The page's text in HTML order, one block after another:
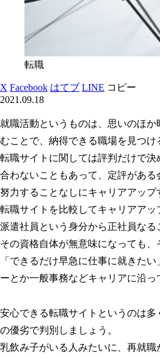
転職
X Facebook はてブ LINE コピー
2021.09.18
就職活動というものは、思いのほ
むことで、納得できる職場を見つ
転職サイトに関しては評判だけで
合わないこともあって、定評がある
努力することなしにキャリアアッ
転職サイトを比較してキャリアアッ
派遣社員という身分から正社員な
その資格自体が無意味になっても
「できるだけ早急に仕事に就きた
ーとか一般事務などキャリアに沿
安心できる転職サイトというのは
の優劣で判別しましょう。
乳飲み子がいる人みたいに、再就